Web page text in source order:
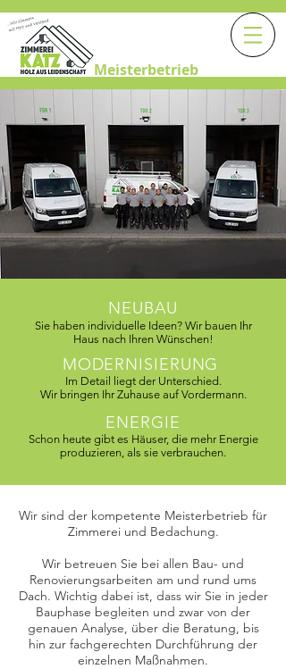
Meisterbetrieb
NEUBAU
Sie haben individuelle Ideen? Wir bauen Ihr
Haus nach Ihren Wünschen!
MODERNISIERUNG
Im Detail liegt der Unterschied​.
Wir bringen Ihr Zuhause auf Vordermann.
ENERGIE
Schon heute gibt es Häuser, die mehr Energie
produzieren, als sie verbrauchen.
Wir sind der kompetente Meisterbetrieb für
Zimmerei und Bedachung.
Wir betreuen Sie bei allen Bau- und
Renovierungsarbeiten am und rund ums
Dach. Wichtig dabei ist, dass wir Sie in jeder
Bauphase begleiten und zwar von der
genauen Analyse, über die Beratung, bis
hin zur fachgerechten Durchführung der
einzelnen Maßnahmen.